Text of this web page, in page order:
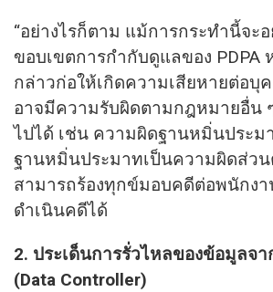
“อย่างไรก็ตาม แม้การกระทำนี้จะ
ขอบเขตการกำกับดูแลของ PDPA
กล่าวก่อให้เกิดความเสียหายต่อบุ
อาจมีความรับผิดตามกฎหมายอื่น
ไปได้ เช่น ความผิดฐานหมิ่นประม
ฐานหมิ่นประมาทเป็นความผิดส่วน
สามารถร้องทุกข์มอบคดีต่อพนักง
ดำเนินคดีได้
​2. ประเด็นการรั่วไหลของข้อมูลจ
(Data Controller)